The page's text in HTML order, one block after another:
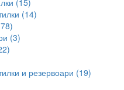
(15)
(14)
(3)
и резервоари (19)